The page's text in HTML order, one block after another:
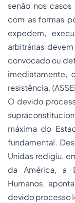
senão nos
com as formas
expedem,
arbitrárias
convocado ou
imediatamente,
resistência.
O devido
máxima do
fundamental.
Unidas redigiu,
da América, a
Humanos,
devido processo